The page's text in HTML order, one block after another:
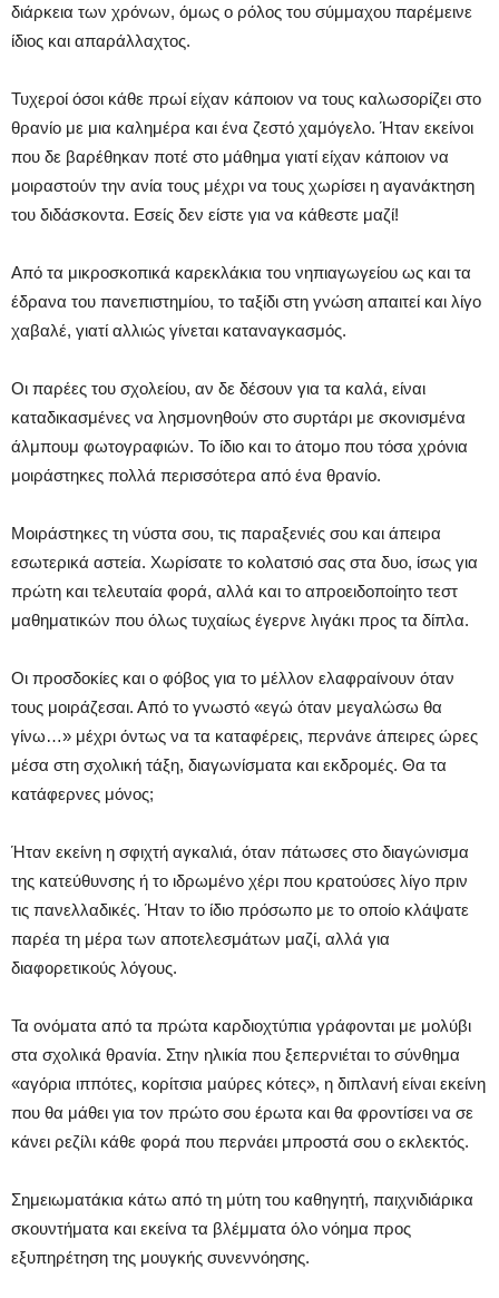
διάρκεια των χρόνων, όμως ο ρόλος του σύμμαχου παρέμεινε
ίδιος και απαράλλαχτος.
Τυχεροί όσοι κάθε πρωί είχαν κάποιον να τους καλωσορίζει στο
θρανίο με μια καλημέρα και ένα ζεστό χαμόγελο. Ήταν εκείνοι
που δε βαρέθηκαν ποτέ στο μάθημα γιατί είχαν κάποιον να
μοιραστούν την ανία τους μέχρι να τους χωρίσει η αγανάκτηση
του διδάσκοντα. Εσείς δεν είστε για να κάθεστε μαζί!
Από τα μικροσκοπικά καρεκλάκια του νηπιαγωγείου ως και τα
έδρανα του πανεπιστημίου, το ταξίδι στη γνώση απαιτεί και λίγο
χαβαλέ, γιατί αλλιώς γίνεται καταναγκασμός.
Οι παρέες του σχολείου, αν δε δέσουν για τα καλά, είναι
καταδικασμένες να λησμονηθούν στο συρτάρι με σκονισμένα
άλμπουμ φωτογραφιών. Το ίδιο και το άτομο που τόσα χρόνια
μοιράστηκες πολλά περισσότερα από ένα θρανίο.
Μοιράστηκες τη νύστα σου, τις παραξενιές σου και άπειρα
εσωτερικά αστεία. Χωρίσατε το κολατσιό σας στα δυο, ίσως για
πρώτη και τελευταία φορά, αλλά και το απροειδοποίητο τεστ
μαθηματικών που όλως τυχαίως έγερνε λιγάκι προς τα δίπλα.
Οι προσδοκίες και ο φόβος για το μέλλον ελαφραίνουν όταν
τους μοιράζεσαι. Από το γνωστό «εγώ όταν μεγαλώσω θα
γίνω…» μέχρι όντως να τα καταφέρεις, περνάνε άπειρες ώρες
μέσα στη σχολική τάξη, διαγωνίσματα και εκδρομές. Θα τα
κατάφερνες μόνος;
Ήταν εκείνη η σφιχτή αγκαλιά, όταν πάτωσες στο διαγώνισμα
της κατεύθυνσης ή το ιδρωμένο χέρι που κρατούσες λίγο πριν
τις πανελλαδικές. Ήταν το ίδιο πρόσωπο με το οποίο κλάψατε
παρέα τη μέρα των αποτελεσμάτων μαζί, αλλά για
διαφορετικούς λόγους.
Τα ονόματα από τα πρώτα καρδιοχτύπια γράφονται με μολύβι
στα σχολικά θρανία. Στην ηλικία που ξεπερνιέται το σύνθημα
«αγόρια ιππότες, κορίτσια μαύρες κότες», η διπλανή είναι εκείνη
που θα μάθει για τον πρώτο σου έρωτα και θα φροντίσει να σε
κάνει ρεζίλι κάθε φορά που περνάει μπροστά σου ο εκλεκτός.
Σημειωματάκια κάτω από τη μύτη του καθηγητή, παιχνιδιάρικα
σκουντήματα και εκείνα τα βλέμματα όλο νόημα προς
εξυπηρέτηση της μουγκής συνεννόησης.